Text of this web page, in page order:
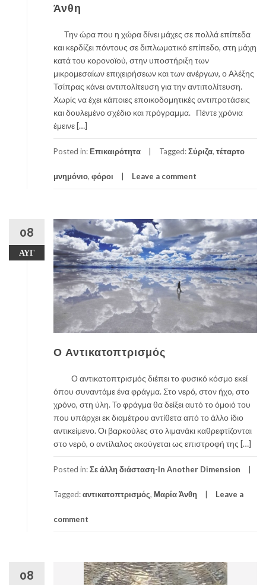
Άνθη
Την ώρα που η χώρα δίνει μάχες σε πολλά επίπεδα
και κερδίζει πόντους σε διπλωματικό επίπεδο, στη μάχη
κατά του κορονοϊού, στην υποστήριξη των
μικρομεσαίων επιχειρήσεων και των ανέργων, ο Αλέξης
Τσίπρας κάνει αντιπολίτευση για την αντιπολίτευση.
Χωρίς να έχει κάποιες εποικοδομητικές αντιπροτάσεις
και δουλεμένο σχέδιο και πρόγραμμα. Πέντε χρόνια
έμεινε […]
Posted in: Επικαιρότητα Tagged:Σύριζα, τέταρτο
μνημόνιο, φόροι Leave a comment
08
ΑΥΓ
Ο Αντικατοπτρισμός
Ο αντικατοπτρισμός διέπει το φυσικό κόσμο εκεί
όπου συναντάμε ένα φράγμα. Στο νερό, στον ήχο, στο
χρόνο, στη ύλη. Το φράγμα θα δείξει αυτό το όμοιό του
που υπάρχει εκ διαμέτρου αντίθετα από το άλλο ίδιο
αντικείμενο. Οι βαρκούλες στο λιμανάκι καθρεφτίζονται
στο νερό, ο αντίλαλος ακούγεται ως επιστροφή της […]
Posted in:Σε άλλη διάσταση-In Another Dimension
Tagged:αντικατοπτρισμός, Μαρία Άνθη Leave a
comment
08